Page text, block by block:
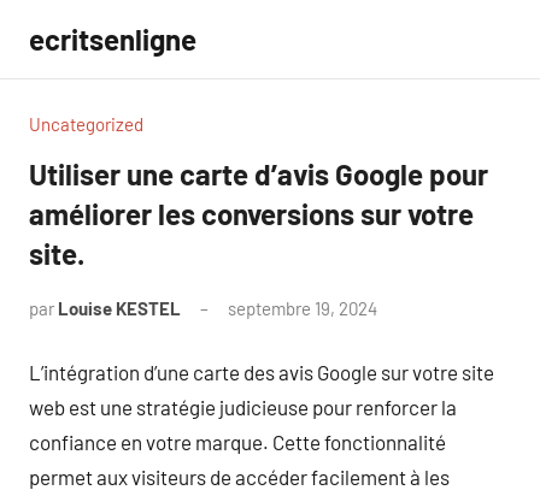
contenu
ecritsenligne
Uncategorized
Utiliser une carte d’avis Google pour
améliorer les conversions sur votre
site.
par Louise KESTEL septembre 19, 2024
L’intégration d’une carte des avis Google sur votre site
web est une stratégie judicieuse pour renforcer la
confiance en votre marque. Cette fonctionnalité
permet aux visiteurs de accéder facilement à les